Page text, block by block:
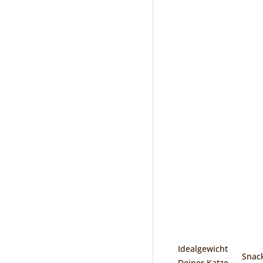
Idealgewicht